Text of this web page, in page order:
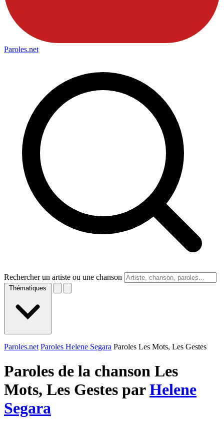
Paroles.net
Rechercher un artiste ou une chanson
Thématiques
Paroles.net Paroles Helene Segara Paroles Les Mots, Les Gestes
Paroles de la chanson Les
Mots, Les Gestes parHelene
Segara